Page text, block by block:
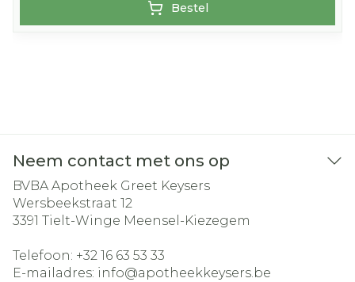
Bestel
Neem contact met ons op
BVBA Apotheek Greet Keysers
Wersbeekstraat 12
3391 Tielt-Winge Meensel-Kiezegem
Telefoon: +32 16 63 53 33
E-mailadres: info@apotheekkeysers.be